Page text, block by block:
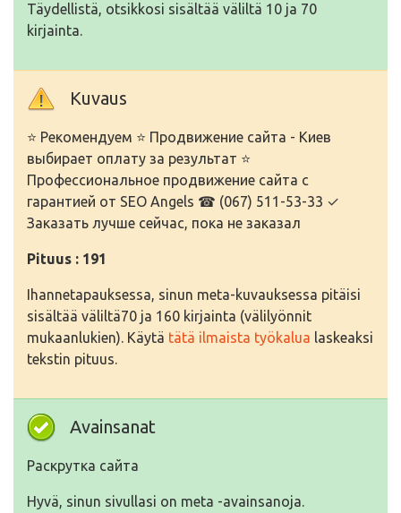
Täydellistä, otsikkosi sisältää väliltä 10 ja 70
kirjainta.
Kuvaus
⭐ Рекомендуем ⭐ Продвижение сайта - Киев
выбирает оплату за результат ⭐
Профессиональное продвижение сайта с
гарантией от SEO Angels ☎ (067) 511-53-33 ✓
Заказать лучше сейчас, пока не заказал
Pituus : 191
Ihannetapauksessa, sinun meta-kuvauksessa pitäisi
sisältää väliltä70 ja 160 kirjainta (välilyönnit
mukaanlukien). Käytä tätä ilmaista työkalua laskeaksi
tekstin pituus.
Avainsanat
Раскрутка сайта
Hyvä, sinun sivullasi on meta -avainsanoja.